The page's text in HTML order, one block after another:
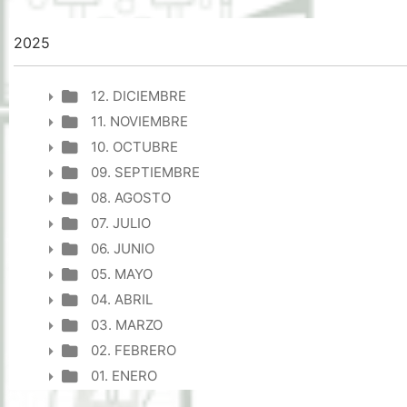
2025
12. DICIEMBRE
11. NOVIEMBRE
10. OCTUBRE
09. SEPTIEMBRE
08. AGOSTO
07. JULIO
06. JUNIO
05. MAYO
04. ABRIL
03. MARZO
02. FEBRERO
01. ENERO